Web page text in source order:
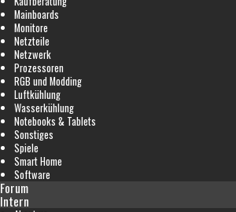
Mainboards
Monitore
Netzteile
Netzwerk
Prozessoren
RGB und Modding
Luftkühlung
Wasserkühlung
Notebooks & Tablets
Sonstiges
Spiele
Smart Home
Software
Forum
Intern